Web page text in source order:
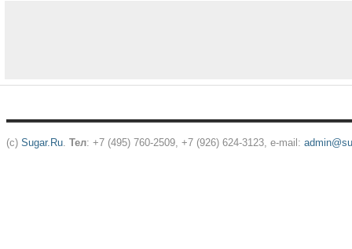
(c) Sugar.Ru. Тел: +7 (495) 760-2509, +7 (926) 624-3123, e-mail: